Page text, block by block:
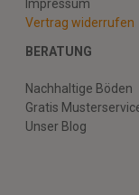
Impressum
Vertrag widerrufen
BERATUNG
Nachhaltige Böden
Gratis
Unser Blog